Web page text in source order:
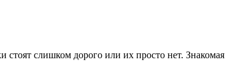
стоят слишком дорого или их просто нет. Знакомая